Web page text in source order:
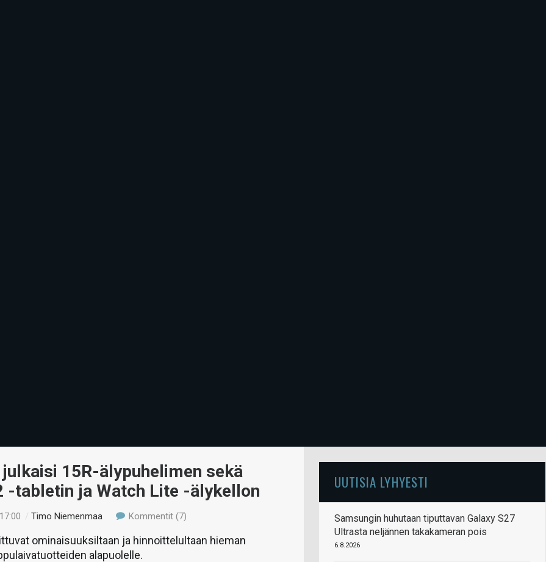
julkaisi 15R-älypuhelimen sekä
-tabletin ja Watch Lite -älykellon
/Timo Niemenmaa Kommentit (7)
ominaisuuksiltaan ja hinnoittelultaan hieman
alapuolelle.
UUTISIA LYHYESTI
Samsungin huhutaan tiputtavan Galaxy S27
Ultrasta neljännen takakameran pois
6.8.2026